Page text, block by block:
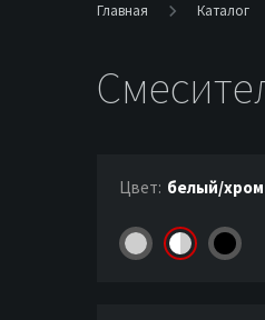
Главная Каталог
Цвет: белый/хром